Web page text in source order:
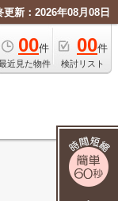
更新：2026年08月08日
00件
近見た物件
00件
検討リスト